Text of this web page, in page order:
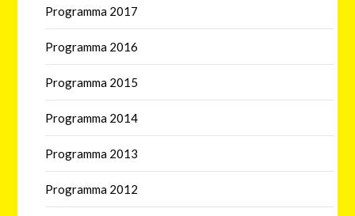
Programma 2017
Programma 2016
Programma 2015
Programma 2014
Programma 2013
Programma 2012